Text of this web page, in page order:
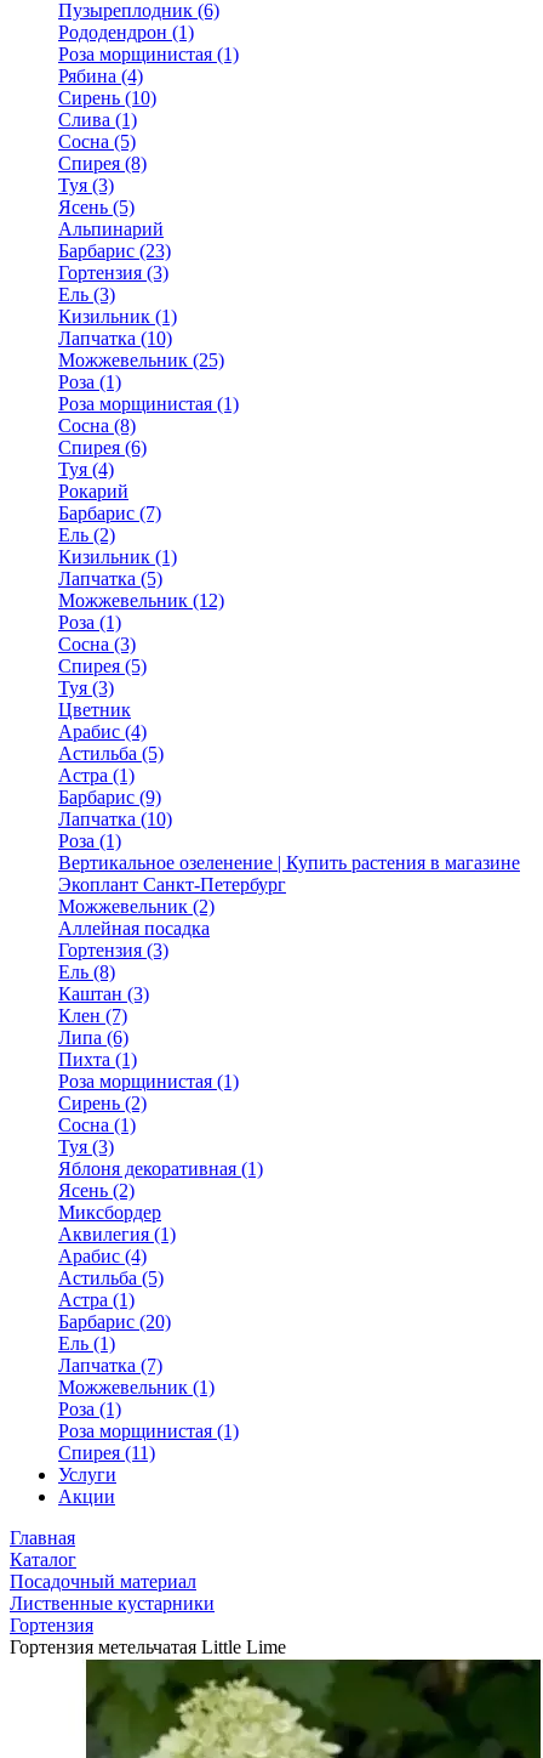
Пузыреплодник (6)
Рододендрон (1)
Роза морщинистая (1)
Рябина (4)
Сирень (10)
Слива (1)
Сосна (5)
Спирея (8)
Туя (3)
Ясень (5)
Альпинарий
Барбарис (23)
Гортензия (3)
Ель (3)
Кизильник (1)
Лапчатка (10)
Можжевельник (25)
Роза (1)
Роза морщинистая (1)
Сосна (8)
Спирея (6)
Туя (4)
Рокарий
Барбарис (7)
Ель (2)
Кизильник (1)
Лапчатка (5)
Можжевельник (12)
Роза (1)
Сосна (3)
Спирея (5)
Туя (3)
Цветник
Арабис (4)
Астильба (5)
Астра (1)
Барбарис (9)
Лапчатка (10)
Роза (1)
Вертикальное озеленение | Купить растения в магазине
Экоплант Санкт-Петербург
Можжевельник (2)
Аллейная посадка
Гортензия (3)
Ель (8)
Каштан (3)
Клен (7)
Липа (6)
Пихта (1)
Роза морщинистая (1)
Сирень (2)
Сосна (1)
Туя (3)
Яблоня декоративная (1)
Ясень (2)
Миксбордер
Аквилегия (1)
Арабис (4)
Астильба (5)
Астра (1)
Барбарис (20)
Ель (1)
Лапчатка (7)
Можжевельник (1)
Роза (1)
Роза морщинистая (1)
Спирея (11)
Услуги
Акции
Главная
Каталог
Посадочный материал
Лиственные кустарники
Гортензия
Гортензия метельчатая Little Lime